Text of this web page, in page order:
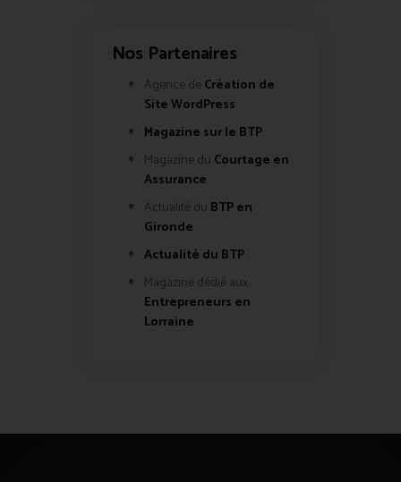
Nos Partenaires
Agence de Création de
Site WordPress
Magazine sur le BTP
Magazine du Courtage en
Assurance
Actualité du BTP en
Gironde
Actualité du BTP
Magazine dédié aux
Entrepreneurs en
Lorraine